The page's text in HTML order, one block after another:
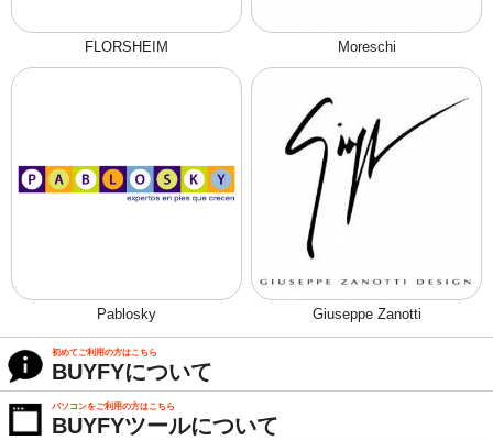
FLORSHEIM Moreschi
Pablosky Giuseppe Zanotti
初めてご利用の方はこちら
BUYFYについて
パソコンをご利用の方はこちら
BUYFYツールについて